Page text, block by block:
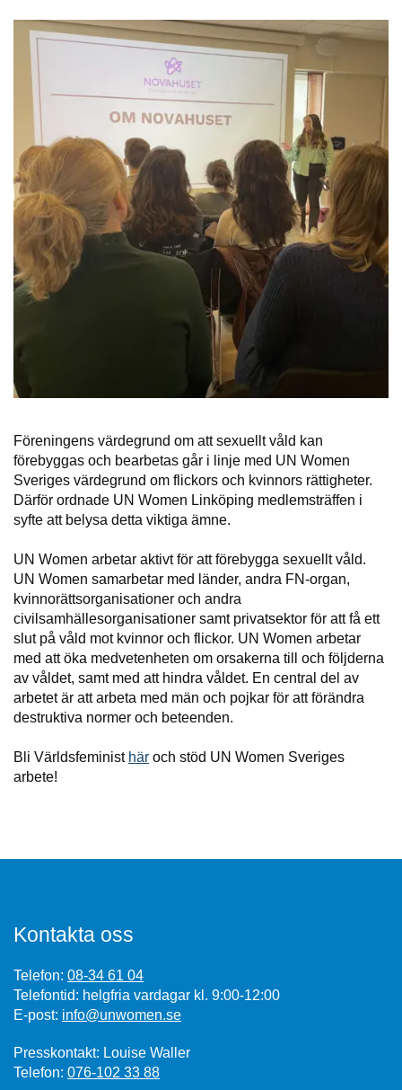
Föreningens värdegrund om att sexuellt våld kan
förebyggas och bearbetas går i linje med UN Women
Sveriges värdegrund om flickors och kvinnors rättigheter.
Därför ordnade UN Women Linköping medlemsträffen i
syfte att belysa detta viktiga ämne.
UN Women arbetar aktivt för att förebygga sexuellt våld.
UN Women samarbetar med länder, andra FN-organ,
kvinnorättsorganisationer och andra
civilsamhällesorganisationer samt privatsektor för att få ett
slut på våld mot kvinnor och flickor. UN Women arbetar
med att öka medvetenheten om orsakerna till och följderna
av våldet, samt med att hindra våldet. En central del av
arbetet är att arbeta med män och pojkar för att förändra
destruktiva normer och beteenden.
Bli Världsfeminist här och stöd UN Women Sveriges
arbete!
Kontakta oss
Telefon: 08-34 61 04
Telefontid: helgfria vardagar kl. 9:00-12:00
E-post: info@unwomen.se
Presskontakt: Louise Waller
Telefon: 076-102 33 88